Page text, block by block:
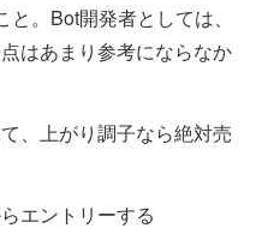
と。Bot開発者としては、
はあまり参考にならなか
、上がり調子なら絶対売
エントリーする